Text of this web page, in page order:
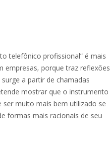
telefônico profissional” é mais
empresas, porque traz reflexões
a partir de chamadas
mostrar que o instrumento
muito mais bem utilizado se
formas mais racionais de seu